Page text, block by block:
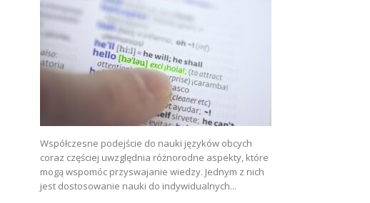
Współczesne podejście do nauki języków obcych
coraz częściej uwzględnia różnorodne aspekty, które
mogą wspomóc przyswajanie wiedzy. Jednym z nich
jest dostosowanie nauki do indywidualnych...